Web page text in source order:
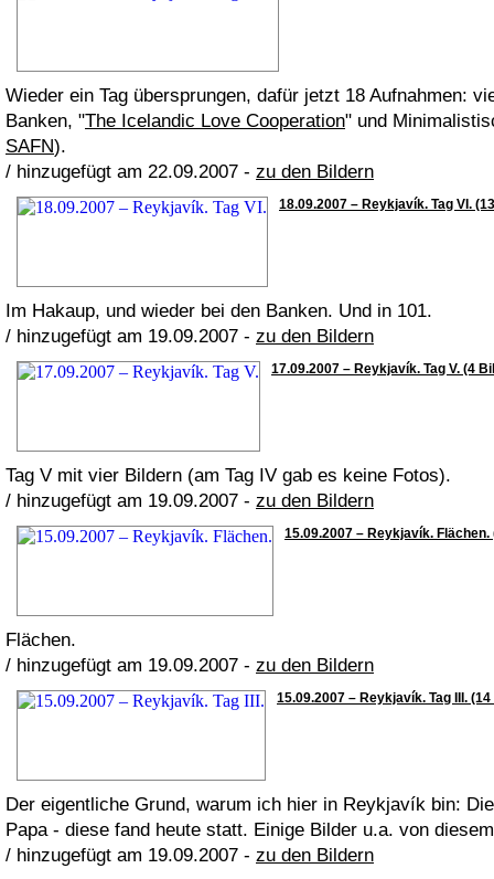
Wieder ein Tag übersprungen, dafür jetzt 18 Aufnahmen:
Banken, "The Icelandic Love Cooperation" und
SAFN).
/ hinzugefügt am 22.09.2007 - zu den Bildern
18.09.2007 – Reykjavík. Tag VI.
Im Hakaup, und wieder bei den Banken. Und in 101.
/ hinzugefügt am 19.09.2007 - zu den Bildern
17.09.2007 – Reykjavík. Tag V. (4
Tag V mit vier Bildern (am Tag IV gab es keine Fotos).
/ hinzugefügt am 19.09.2007 - zu den Bildern
15.09.2007 – Reykjavík. Flächen.
Flächen.
/ hinzugefügt am 19.09.2007 - zu den Bildern
15.09.2007 – Reykjavík. Tag III.
Der eigentliche Grund, warum ich hier in Reykjavík bin:
Papa - diese fand heute statt. Einige Bilder u.a. von
/ hinzugefügt am 19.09.2007 - zu den Bildern